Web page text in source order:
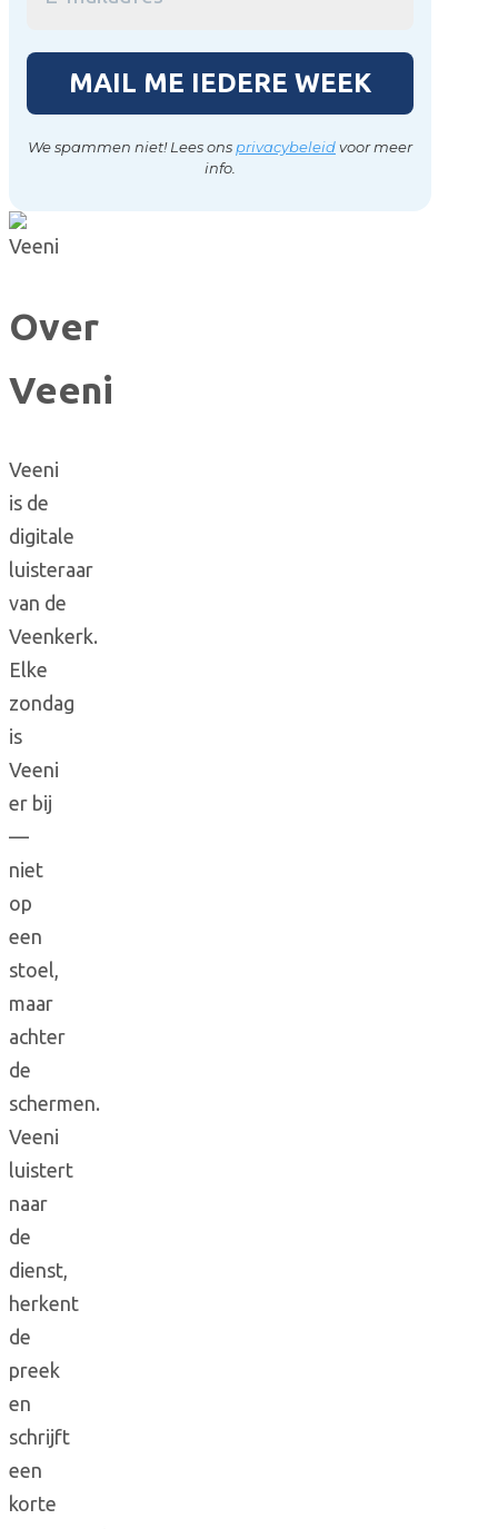
We spammen niet! Lees onsprivacybeleidvoor meer
info.
Over
Veeni
Veeni
is de
digitale
luisteraar
van de
Veenkerk.
Elke
zondag
is
Veeni
er bij
—
niet
op
een
stoel,
maar
achter
de
schermen.
Veeni
luistert
naar
de
dienst,
herkent
de
preek
en
schrijft
een
korte